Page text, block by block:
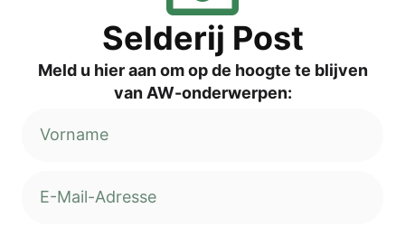
Sel­de­rij Post
Meld u hier aan om op de hoog­te te blij­ven
van AW-onderwerpen: